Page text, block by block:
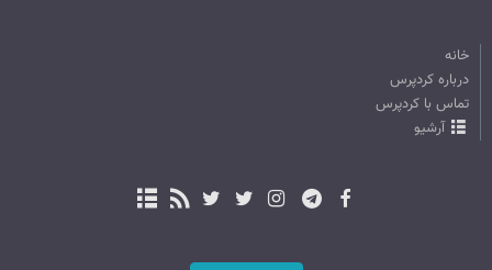
خانه
درباره کردپرس
تماس با کردپرس
آرشیو